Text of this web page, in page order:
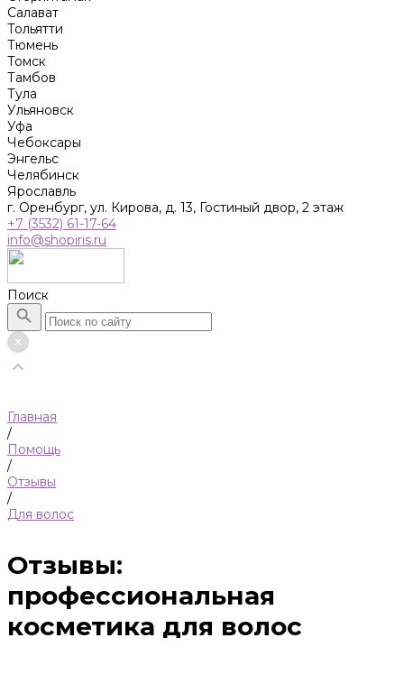
Салават
Тольятти
Тюмень
Томск
Тамбов
Тула
Ульяновск
Уфа
Чебоксары
Энгельс
Челябинск
Ярославль
г. Оренбург, ул. Кирова, д. 13, Гостиный двор, 2 этаж
+7 (3532) 61-17-64
info@shopiris.ru
Поиск
Главная
/
Помощь
/
Отзывы
/
Для волос
Отзывы:
профессиональная
косметика для волос